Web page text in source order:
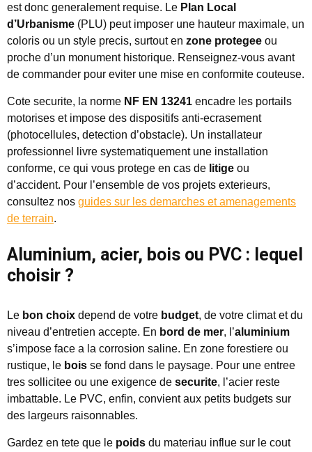
est donc generalement requise. Le Plan Local
d’Urbanisme (PLU) peut imposer une hauteur maximale, un
coloris ou un style precis, surtout en zone protegee ou
proche d’un monument historique. Renseignez-vous avant
de commander pour eviter une mise en conformite couteuse.
Cote securite, la norme NF EN 13241 encadre les portails
motorises et impose des dispositifs anti-ecrasement
(photocellules, detection d’obstacle). Un installateur
professionnel livre systematiquement une installation
conforme, ce qui vous protege en cas de litige ou
d’accident. Pour l’ensemble de vos projets exterieurs,
consultez nos guides sur les demarches et amenagements
de terrain.
Aluminium, acier, bois ou PVC : lequel
choisir ?
Le bon choix depend de votre budget, de votre climat et du
niveau d’entretien accepte. En bord de mer, l’aluminium
s’impose face a la corrosion saline. En zone forestiere ou
rustique, le bois se fond dans le paysage. Pour une entree
tres sollicitee ou une exigence de securite, l’acier reste
imbattable. Le PVC, enfin, convient aux petits budgets sur
des largeurs raisonnables.
Gardez en tete que le poids du materiau influe sur le cout